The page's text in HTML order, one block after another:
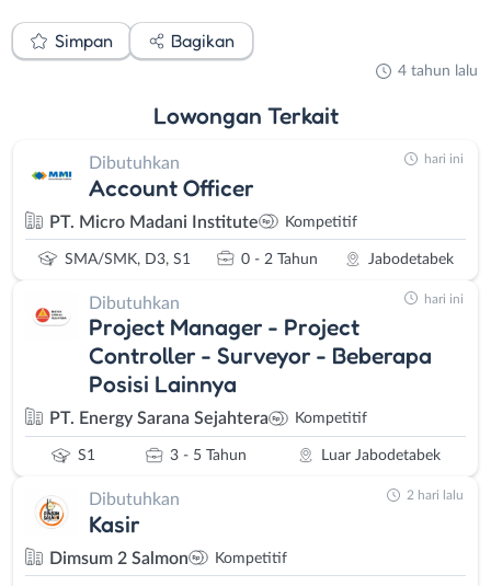
Simpan Bagikan
4 tahun lalu
Lowongan Terkait
Dibutuhkan
Account Officer
PT. Micro Madani Institute Kompetitif
SMA/SMK, D3, S1 0 - 2 Tahun Jabodetabek
hari ini
Dibutuhkan
Project Manager - Project
Controller - Surveyor - Beberapa
Posisi Lainnya
PT. Energy Sarana Sejahtera Kompetitif
S1 3 - 5 Tahun Luar Jabodetabek
hari ini
Dibutuhkan
Kasir
Dimsum 2 Salmon Kompetitif
2 hari lalu